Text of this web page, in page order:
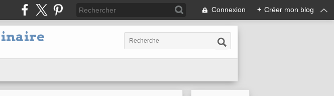
Connexion + Créer mon blog